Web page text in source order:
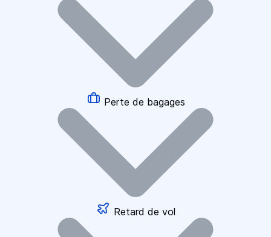
Perte de bagages
Retard de vol